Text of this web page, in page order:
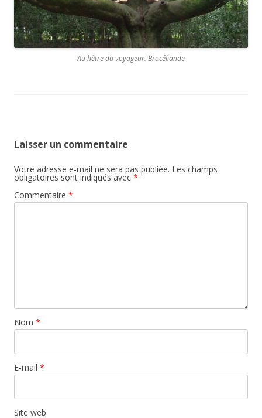
Au hêtre du voyageur. Brocéliande
Laisser un commentaire
Votre adresse e-mail ne sera pas publiée. Les champs
obligatoires sont indiqués avec *
Commentaire *
Nom *
E-mail *
Site web